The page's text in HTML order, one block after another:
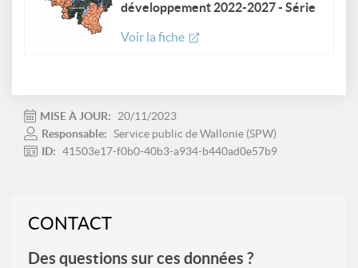
développement 2022-2027 - Série
Voir la fiche
MISE À JOUR:
20/11/2023
Responsable: Service public de Wallonie (SPW)
ID: 41503e17-f0b0-40b3-a934-b440ad0e57b9
CONTACT
Des questions sur ces données ?